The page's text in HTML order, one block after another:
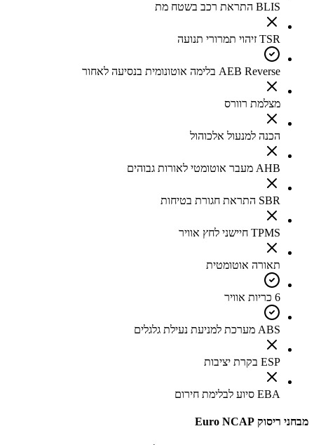
BLIS התראת רכב בשטח מת
TSR זיהוי תמרורי תנועה
AEB Reverse בלימה אוטונומית בנסיעה לאחור
מצלמת רוורס
הכנה למנעול אלכוהול
AHB מעבר אוטומטי לאורות גבוהים
SBR התראת חגורת בטיחות
TPMS חיישני לחץ אוויר
תאורה אוטומטית
6 כריות אוויר
ABS מערכת למניעת נעילת גלגלים
ESP בקרת יציבות
EBA סיוע לבלימת חירום
מבחני ריסוק Euro NCAP